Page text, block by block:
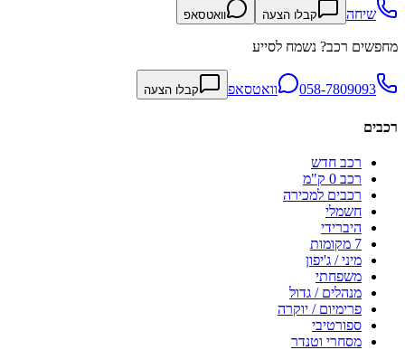
שיחה קבלו הצעה וואטסאפ
מחפשים רכב? נשמח לסייע
058-7809093 וואטסאפ קבלו הצעה
רכבים
רכב חדש
רכב 0 ק"מ
רכבים למכירה
חשמלי
היברידי
7 מקומות
מיני / ג'יפון
משפחתי
מנהלים / גדול
פרימיום / יוקרה
ספורטיבי
מסחרי וטנדר